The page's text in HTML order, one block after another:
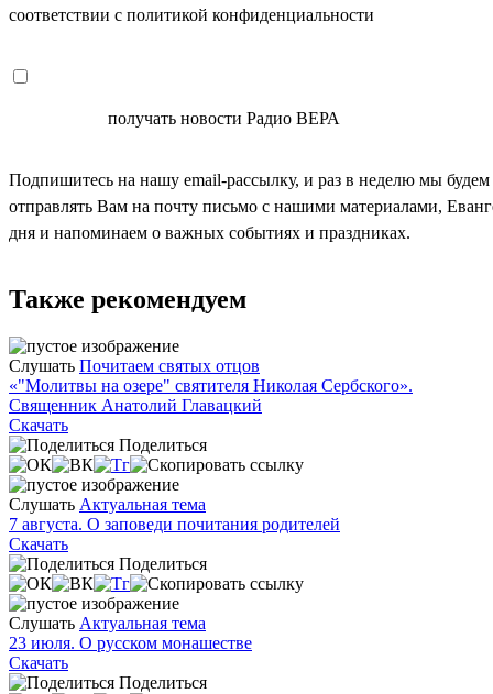
соответствии с политикой конфиденциальности
получать новости Радио ВЕРА
Подпишитесь на нашу email-рассылку, и раз в неделю мы будем
отправлять Вам на почту письмо с нашими материалами,
дня и напоминаем о важных событиях и праздниках.
Также рекомендуем
Слушать Почитаем святых отцов
«"Молитвы на озере" святителя Николая Сербского».
Священник Анатолий Главацкий
Скачать
Поделиться
Слушать Актуальная тема
7 августа. О заповеди почитания родителей
Скачать
Поделиться
Слушать Актуальная тема
23 июля. О русском монашестве
Скачать
Поделиться